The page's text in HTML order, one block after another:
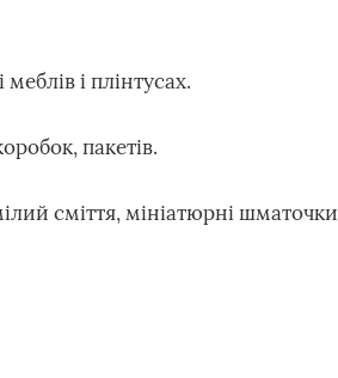
і плінтусах.
пакетів.
сміття, мініатюрні шматочки